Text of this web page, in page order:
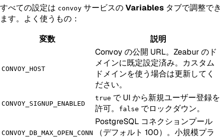
すべての設定は convoy サービスのVariables タブで調整でき
ます。よく使うもの：
変数
説明
CONVOY_HOST
Convoy の公開 URL。Zeabur のド
メインに既定設定済み。カスタム
ドメインを使う場合は更新してく
ださい。
CONVOY_SIGNUP_ENABLED
true で UI から新規ユーザー登録を
許可。
false でロックダウン。
CONVOY_DB_MAX_OPEN_CONN
PostgreSQL コネクションプール
（デフォルト 100）。小規模プラ